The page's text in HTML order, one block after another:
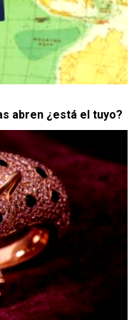
abren ¿está el tuyo?